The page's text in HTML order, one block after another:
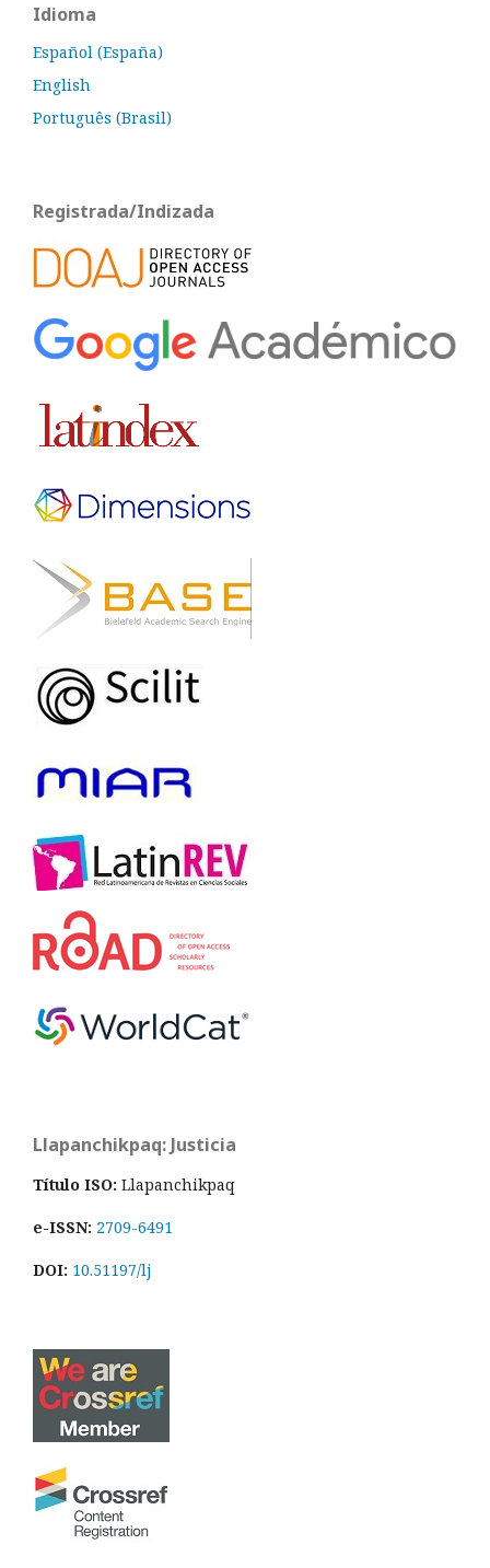
Idioma
Español (España)
English
Português (Brasil)
Registrada/Indizada
Llapanchikpaq: Justicia
Título ISO: Llapanchikpaq
e-ISSN: 2709-6491
DOI: 10.51197/lj